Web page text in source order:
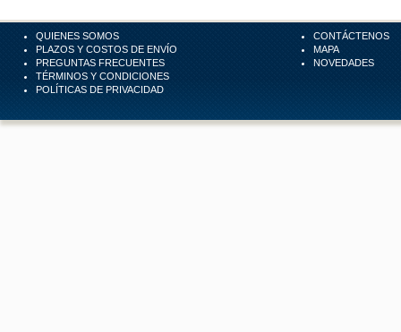
QUIENES SOMOS
PLAZOS Y COSTOS DE ENVÍO
PREGUNTAS FRECUENTES
TÉRMINOS Y CONDICIONES
POLÍTICAS DE PRIVACIDAD
CONTÁCTENOS
MAPA
NOVEDADES